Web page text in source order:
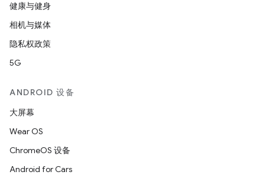
健康与健身
相机与媒体
隐私权政策
5G
ANDROID 设备
大屏幕
Wear OS
ChromeOS 设备
Android for Cars